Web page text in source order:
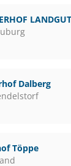
Dalberg
Töppe